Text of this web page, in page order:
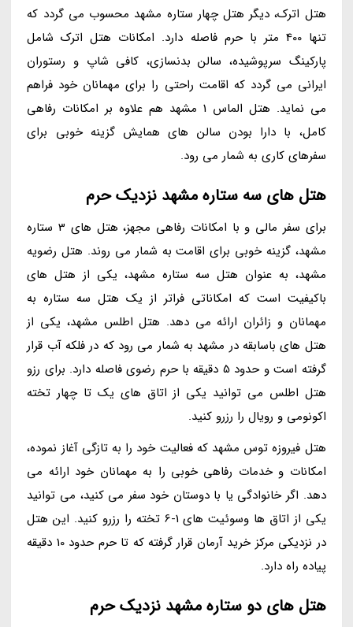
هتل اترک، دیگر هتل چهار ستاره مشهد محسوب می گردد که
تنها 400 متر با حرم فاصله دارد. امکانات هتل اترک شامل
پارکینگ سرپوشیده، سالن بدنسازی، کافی شاپ و رستوران
ایرانی می گردد که اقامت راحتی را برای مهمانان خود فراهم
می نماید. هتل الماس 1 مشهد هم علاوه بر امکانات رفاهی
کامل، با دارا بودن سالن های همایش گزینه خوبی برای
سفرهای کاری به شمار می رود.
هتل های سه ستاره مشهد نزدیک حرم
برای سفر مالی و با امکانات رفاهی مجهز، هتل های 3 ستاره
مشهد، گزینه خوبی برای اقامت به شمار می روند. هتل رضویه
مشهد، به عنوان هتل سه ستاره مشهد، یکی از هتل های
باکیفیت است که امکاناتی فراتر از یک هتل سه ستاره به
مهمانان و زائران ارائه می دهد. هتل اطلس مشهد، یکی از
هتل های باسابقه در مشهد به شمار می رود که در فلکه آب قرار
گرفته است و حدود 5 دقیقه با حرم رضوی فاصله دارد. برای رزو
هتل اطلس می توانید یکی از اتاق های یک تا چهار تخته
اکونومی و رویال را رزرو کنید.
هتل فیروزه توس مشهد که فعالیت خود را به تازگی آغاز نموده،
امکانات و خدمات رفاهی خوبی را به مهمانان خود ارائه می
دهد. اگر خانوادگی یا با دوستان خود سفر می کنید، می توانید
یکی از اتاق ها وسوئیت های 1-6 تخته را رزرو کنید. این هتل
در نزدیکی مرکز خرید آرمان قرار گرفته که تا حرم حدود 10 دقیقه
پیاده راه دارد.
هتل های دو ستاره مشهد نزدیک حرم